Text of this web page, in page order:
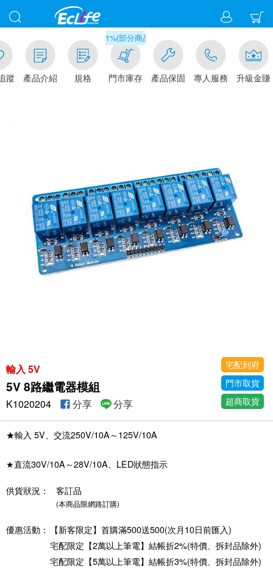
蹤 產品介紹 規格
滿千元門市取貨現折1%(部分商品不適用)-請點我看
門市庫存 產品保固 專人服務 升級金賺
輸入 5V
5V 8路繼電器模組
宅配到府
門市取貨
超商取貨
K1020204 分享 分享
★輸入 5V、交流250V/10A～125V/10A
★直流30V/10A～28V/10A、LED狀態指示
供貨狀況： 客訂品
(本商品限網路訂購)
優惠活動：
【新客限定】首購滿500送500(次月10日前匯入)
宅配限定【2萬以上筆電】結帳折2%(特價、拆封品除外)
宅配限定【5萬以上筆電】結帳折3%(特價、拆封品除外)